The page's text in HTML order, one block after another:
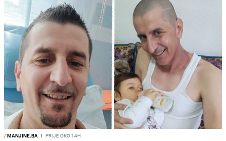
/MANJINE.BA I PRIJE OKO 14H